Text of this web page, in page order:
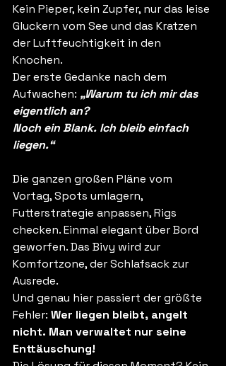
Kein Pieper, kein Zupfer, nur das leise
Gluckern vom See und das Kratzen
der Luftfeuchtigkeit in den
Knochen.
Der erste Gedanke nach dem
Aufwachen: „Warum tu ich mir das
eigentlich an?
Noch ein Blank. Ich bleib einfach
liegen.“
Die ganzen großen Pläne vom
Vortag, Spots umlagern,
Futterstrategie anpassen, Rigs
checken. Einmal elegant über Bord
geworfen. Das Bivy wird zur
Komfortzone, der Schlafsack zur
Ausrede.
Und genau hier passiert der größte
Fehler: Wer liegen bleibt, angelt
nicht. Man verwaltet nur seine
Enttäuschung!